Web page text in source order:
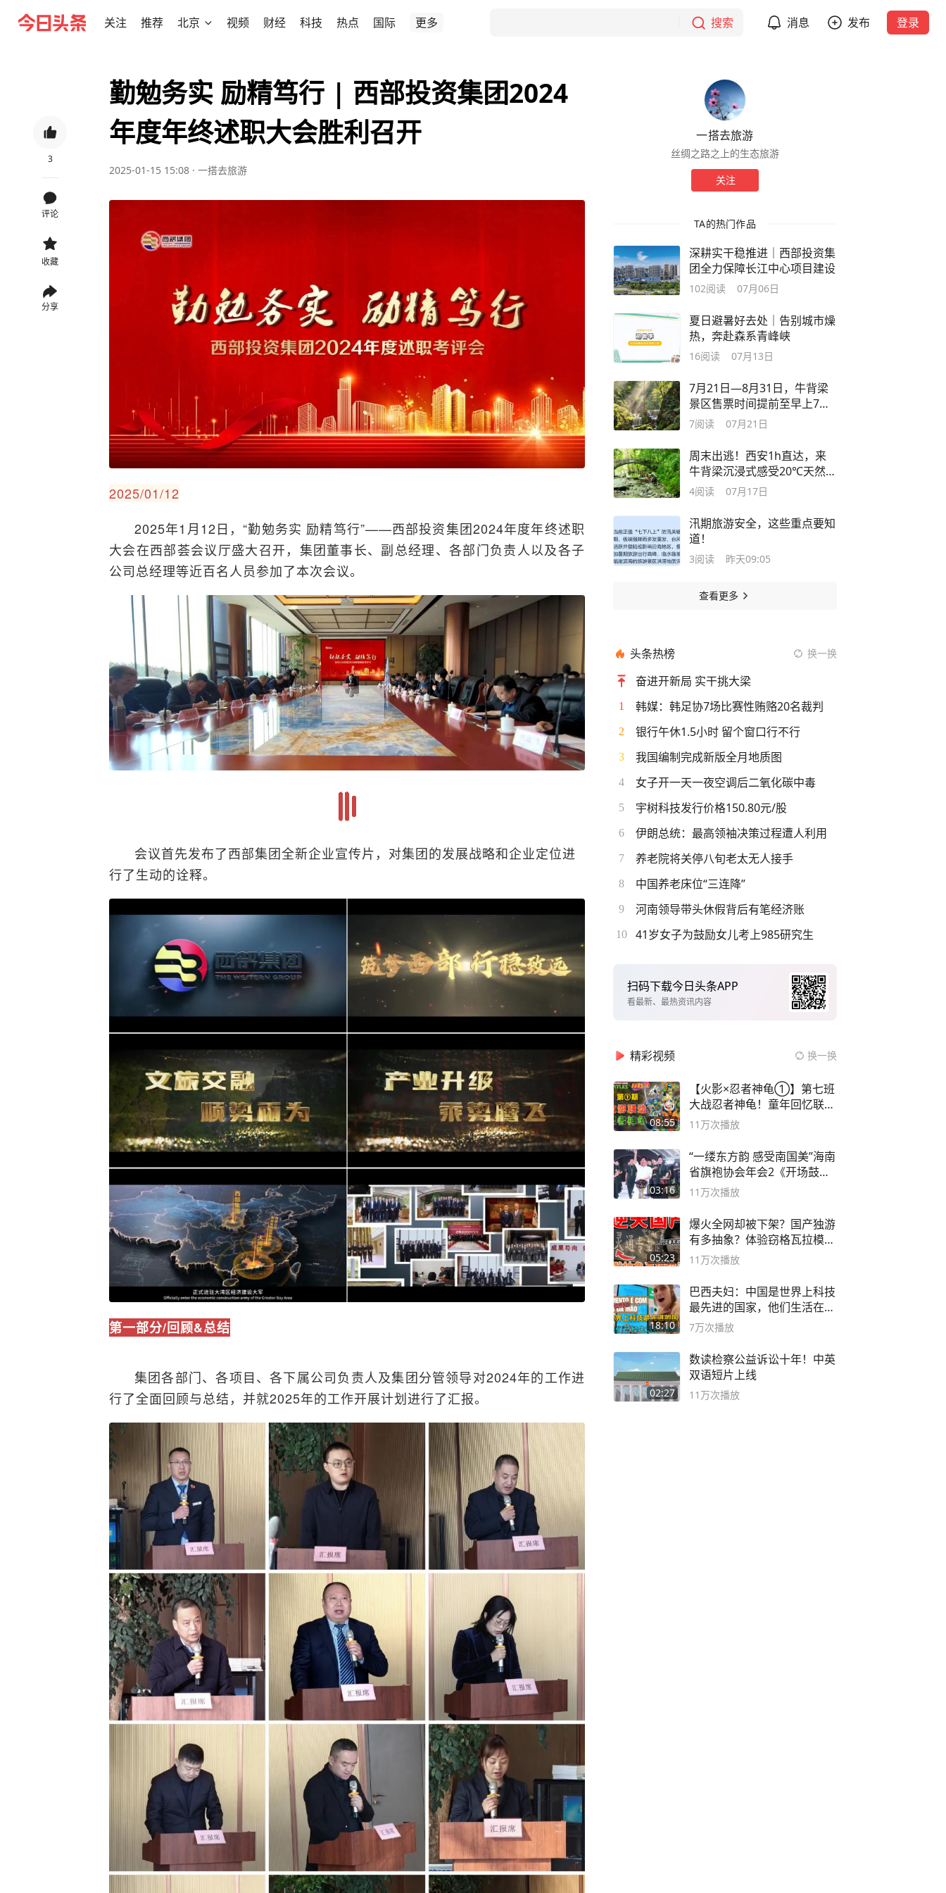
关注 推荐 北京 视频 财经 科技 热点 国际 更多 搜索 消息 发布 登录
3
评论
收藏
分享
勤勉务实 励精笃行 | 西部投资集团2024
年度年终述职大会胜利召开
2025-01-15 15:08 · 一搭去旅游
2025/01/12
2025年1月12日，“勤勉务实 励精笃行”——西部投资集团2024年度年终述职
大会在西部荟会议厅盛大召开，集团董事长、副总经理、各部门负责人以及各子
公司总经理等近百名人员参加了本次会议。
会议首先发布了西部集团全新企业宣传片，对集团的发展战略和企业定位进
行了生动的诠释。
第一部分/回顾&总结
集团各部门、各项目、各下属公司负责人及集团分管领导对2024年的工作进
行了全面回顾与总结，并就2025年的工作开展计划进行了汇报。
一搭去旅游
丝绸之路之上的生态旅游
关注
TA的热门作品
深耕实干稳推进｜西部投资集
团全力保障长江中心项目建设
102阅读 07月06日
夏日避暑好去处｜告别城市燥
热，奔赴森系青峰峡
16阅读 07月13日
7月21日—8月31日，牛背梁
景区售票时间提前至早上7点
30
7阅读 07月21日
周末出逃！西安1h直达，来
牛背梁沉浸式感受20℃天然空
调～
4阅读 07月17日
汛期旅游安全，这些重点要知
道！
3阅读 昨天09:05
查看更多
头条热榜 换一换
奋进开新局 实干挑大梁
1 韩媒：韩足协7场比赛性贿赂20名裁判
2 银行午休1.5小时 留个窗口行不行
3 我国编制完成新版全月地质图
4 女子开一天一夜空调后二氧化碳中毒
5 宇树科技发行价格150.80元/股
6 伊朗总统：最高领袖决策过程遭人利用
7 养老院将关停八旬老太无人接手
8 中国养老床位“三连降”
9 河南领导带头休假背后有笔经济账
10 41岁女子为鼓励女儿考上985研究生
扫码下载今日头条APP
看最新、最热资讯内容
精彩视频 换一换
08:55
【火影×忍者神龟①】第七班
大战忍者神龟！童年回忆联动
论武？
11万次播放
03:16
“一缕东方韵 感受南国美”海南
省旗袍协会年会2《开场鼓》
二团
11万次播放
05:23
爆火全网却被下架？国产独游
有多抽象？体验窃格瓦拉模拟
器！
11万次播放
18:10
巴西夫妇：中国是世界上科技
最先进的国家，他们生活在
2999年
7万次播放
02:27
数读检察公益诉讼十年！中英
双语短片上线
11万次播放